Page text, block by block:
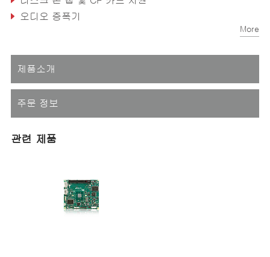
오디오 증폭기
More
제품소개
주문 정보
관련 제품